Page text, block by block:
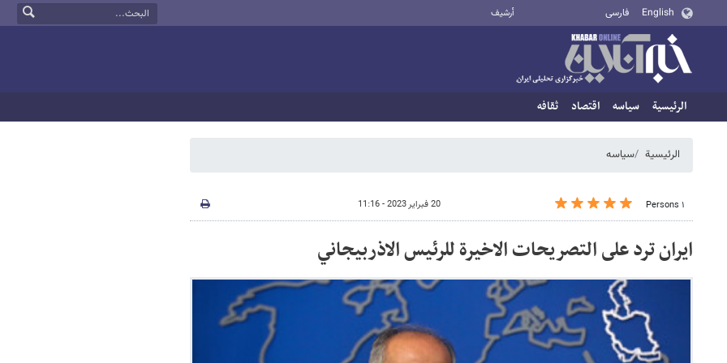
English فارسی أرشيف
الرئيسية سیاسه اقتصاد ثقافه
الرئيسية سیاسه
١ Persons 20 فبراير 2023 - 11:16
ايران ترد على التصريحات الاخيرة للرئيس الاذربيجاني